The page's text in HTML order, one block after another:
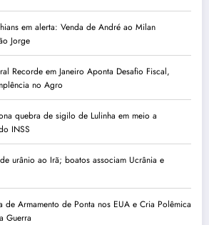
em alerta: Venda de André ao Milan
Jorge
Recorde em Janeiro Aponta Desafio Fiscal,
no Agro
quebra de sigilo de Lulinha em meio a
INSS
urânio ao Irã; boatos associam Ucrânia e
de Armamento de Ponta nos EUA e Cria Polêmica
Guerra